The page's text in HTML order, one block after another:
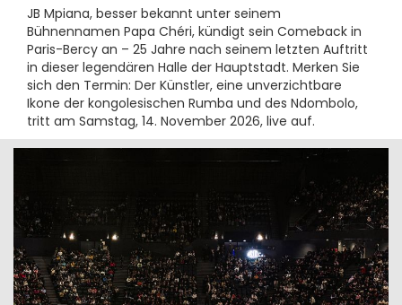
JB Mpiana, besser bekannt unter seinem
Bühnennamen Papa Chéri, kündigt sein Comeback in
Paris-Bercy an – 25 Jahre nach seinem letzten Auftritt
in dieser legendären Halle der Hauptstadt. Merken Sie
sich den Termin: Der Künstler, eine unverzichtbare
Ikone der kongolesischen Rumba und des Ndombolo,
tritt am Samstag, 14. November 2026, live auf.